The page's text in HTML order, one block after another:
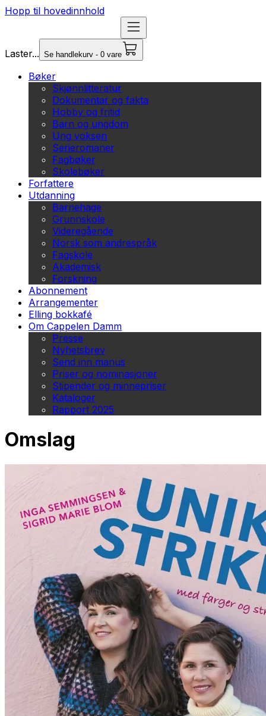
Hopp til hovedinnhold
Laster... Se handlekurv - 0 vare
Bøker
Skjønnlitteratur
Dokumentar og fakta
Hobby og fritid
Barn og ungdom
Ung voksen
Serieromaner
Fagbøker
Skolebøker
Forfattere
Utdanning
Barnehage
Grunnskole
Videregående
Norsk som andrespråk
Fagskole
Akademisk
Forskning
Abonnement
Arrangementer
Elling bokkafé
Om Cappelen Damm
Presse
Nyhetsbrev
Send inn manus
Priser og nominasjoner
Stipender og minnepriser
Kataloger
Rapport 2025
Omslag